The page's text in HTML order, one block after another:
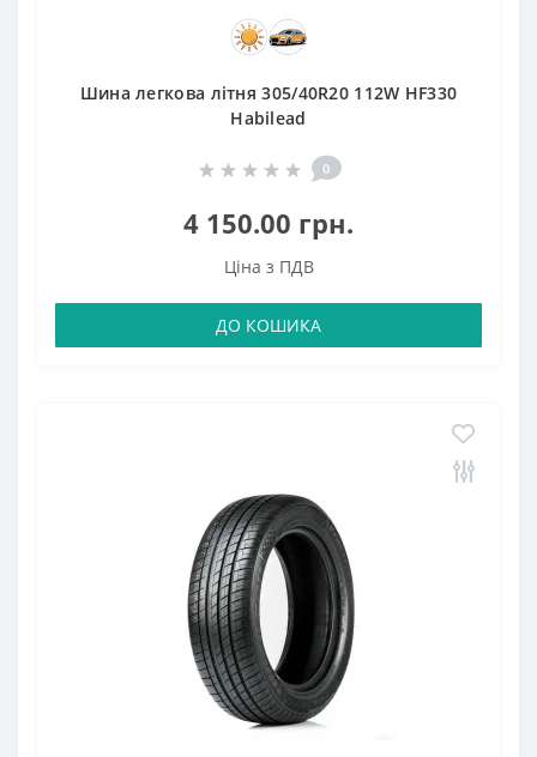
Шина легкова літня 305/40R20 112W HF330
Habilead
0
4 150.00 грн.
Ціна з ПДВ
ДО КОШИКА